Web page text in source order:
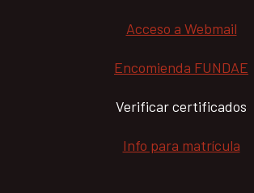
Acceso a Webmail
Encomienda FUNDAE
Verificar certificados
Info para matrícula